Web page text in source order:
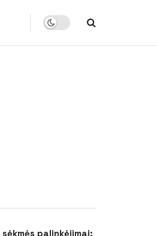
sėkmės palinkėjimai: